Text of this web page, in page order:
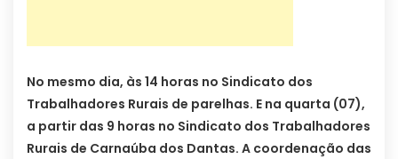
No mesmo dia, às 14 horas no Sindicato dos
Trabalhadores Rurais de parelhas. E na quarta (07),
a partir das 9 horas no Sindicato dos Trabalhadores
Rurais de Carnaúba dos Dantas. A coordenação das